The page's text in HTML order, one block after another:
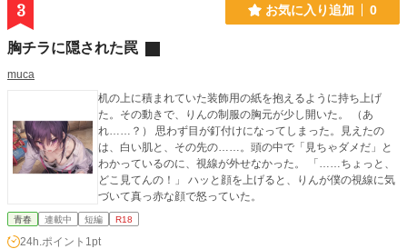
3 お気に入り追加 0
胸チラに隠された罠
muca
机の上に積まれていた装飾用の紙を抱えるように持ち上げ
た。その動きで、りんの制服の胸元が少し開いた。 （あ
れ……？） 思わず目が釘付けになってしまった。見えたの
は、白い肌と、その先の……。頭の中で「見ちゃダメだ」と
わかっているのに、視線が外せなかった。 「……ちょっと、
どこ見てんの！」 ハッと顔を上げると、りんが僕の視線に気
づいて真っ赤な顔で怒っていた。
青春 連載中 短編 R18
24h.ポイント 1pt